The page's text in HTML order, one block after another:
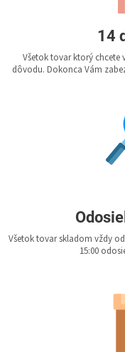
14
Všetok tovar ktorý chcete
dôvodu. Dokonca Vám
Všetok tovar skladom vždy
15:00